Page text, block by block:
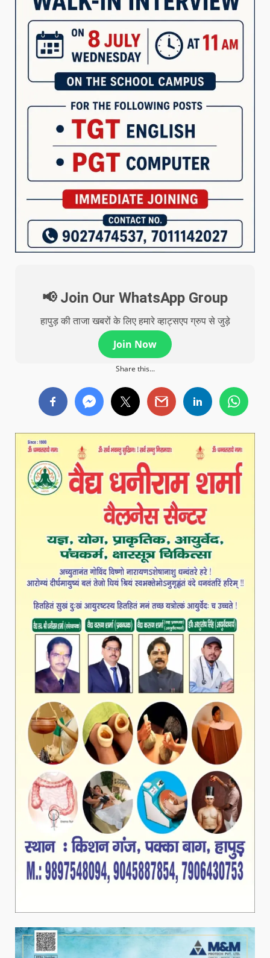
📢 Join Our WhatsApp Group
हापुड़ की ताजा खबरों के लिए हमारे व्हाट्सएप ग्रुप से जुड़े
Join Now
Share this...